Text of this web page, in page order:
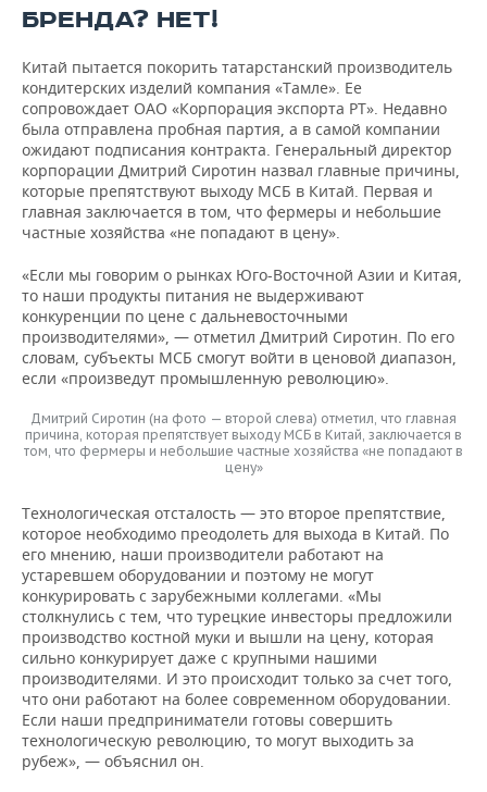
БРЕНДА? НЕТ!
Китай пытается покорить татарстанский производитель
кондитерских изделий компания «Тамле». Ее
сопровождает ОАО «Корпорация экспорта РТ». Недавно
была отправлена пробная партия, а в самой компании
ожидают подписания контракта. Генеральный директор
корпорации Дмитрий Сиротин назвал главные причины,
которые препятствуют выходу МСБ в Китай. Первая и
главная заключается в том, что фермеры и небольшие
частные хозяйства «не попадают в цену».
«Если мы говорим о рынках Юго-Восточной Азии и Китая,
то наши продукты питания не выдерживают
конкуренции по цене с дальневосточными
производителями», — отметил Дмитрий Сиротин. По его
словам, субъекты МСБ смогут войти в ценовой диапазон,
если «произведут промышленную революцию».
Дмитрий Сиротин (на фото — второй слева) отметил, что главная
причина, которая препятствует выходу МСБ в Китай, заключается в
том, что фермеры и небольшие частные хозяйства «не попадают в
цену»
Технологическая отсталость — это второе препятствие,
которое необходимо преодолеть для выхода в Китай. По
его мнению, наши производители работают на
устаревшем оборудовании и поэтому не могут
конкурировать с зарубежными коллегами. «Мы
столкнулись с тем, что турецкие инвесторы предложили
производство костной муки и вышли на цену, которая
сильно конкурирует даже с крупными нашими
производителями. И это происходит только за счет того,
что они работают на более современном оборудовании.
Если наши предприниматели готовы совершить
технологическую революцию, то могут выходить за
рубеж», — объяснил он.